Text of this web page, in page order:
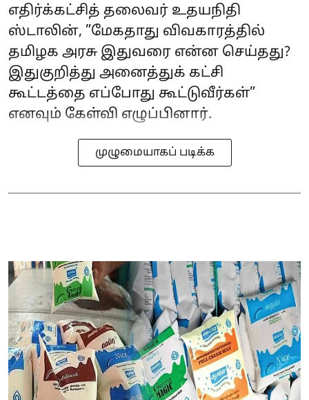
எதிர்க்கட்சித் தலைவர் உதயநிதி
ஸ்டாலின், ”மேகதாது விவகாரத்தில்
தமிழக அரசு இதுவரை என்ன செய்தது?
இதுகுறித்து அனைத்துக் கட்சி
கூட்டத்தை எப்போது கூட்டுவீர்கள்”
எனவும் கேள்வி எழுப்பினார்.
முழுமையாகப் படிக்க